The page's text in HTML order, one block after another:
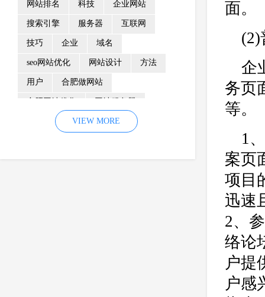
网站排名 科技 企业网站
搜索引擎 服务器 互联网
技巧 企业 域名
seo网站优化 网站设计 方法
用户 合肥做网站
优化 网站降权
企业网站建设 效果 页面
VIEW MORE
面。
(2)
企
务页
等。
1
案页
项目
迅速
2、
络论
户提
户感